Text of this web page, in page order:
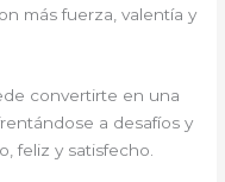
más fuerza, valentía y
convertirte en una
a desafíos y
feliz y satisfecho.